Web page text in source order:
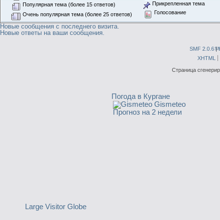
Популярная тема (более 15 ответов)
Очень популярная тема (более 25 ответов)
Прикрепленная тема
Голосование
Новые сообщения с последнего визита.
Новые ответы на ваши сообщения.
SMF 2.0.6|
XHTML
Страница
Large Visitor Globe
Погода в Кургане
Gismeteo
Прогноз на 2 недели